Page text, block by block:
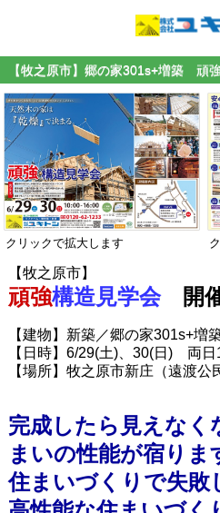
【牧之原市】郷の家301s+増築 頑
クリックで拡大します
【牧之原市】
頑強構造見学会開
【建物】新築／郷の家301s+増
【日時】6/29(土)、30(日) 両日
【場所】牧之原市新庄（遠渡公
完成したら見えなく
まいの性能が宿りま
住まいづくりで失敗